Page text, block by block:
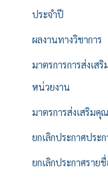
ประจำปี
ผลงานทางวิชาการ
มาตรการการส่งเส
หน่วยงาน
มาตรการส่งเสริมคุ
ยกเลิกประกาศประ
ยกเลิกประกาศราย